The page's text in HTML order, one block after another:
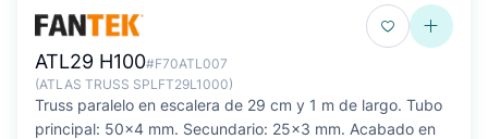
ATL29 H100#F70ATL007
(ATLAS TRUSS SPLFT29L1000)
Truss paralelo en escalera de 29 cm y 1 m de largo. Tubo
principal: 50x4 mm. Secundario: 25x3 mm. Acabado en